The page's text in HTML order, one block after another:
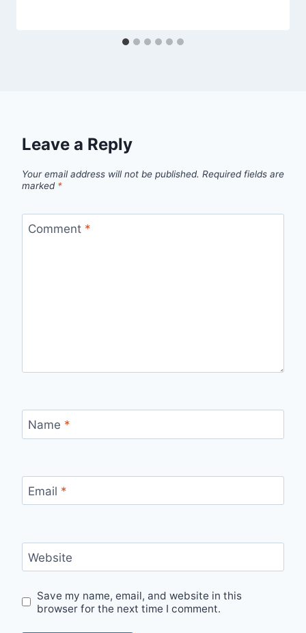
Leave a Reply
Your email address will not be published. Required fields are
marked *
Comment *
Name *
Email *
Website
Save my name, email, and website in this
browser for the next time I comment.